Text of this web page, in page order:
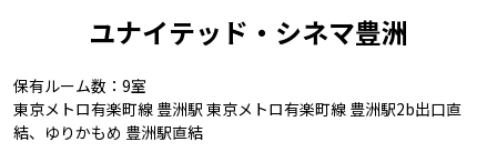
ユナイテッド・シネマ豊洲
保有ルーム数：9室
東京メトロ有楽町線 豊洲駅 東京メトロ有楽町線 豊洲駅2b出口直
結、ゆりかもめ 豊洲駅直結